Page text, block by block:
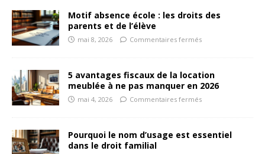
Motif absence école : les droits des
parents et de l’élève
mai 8, 2026 Commentaires fermés
5 avantages fiscaux de la location
meublée à ne pas manquer en 2026
mai 4, 2026 Commentaires fermés
Pourquoi le nom d’usage est essentiel
dans le droit familial